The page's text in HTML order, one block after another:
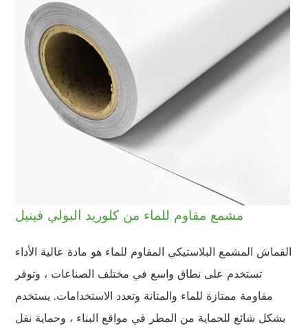
مشمع مقاوم للماء من كلوريد البولي فينيل
القماش المشمع البلاستيكي المقاوم للماء هو مادة عالية الأداء
تستخدم على نطاق واسع في مختلف الصناعات ، وتوفر
مقاومة ممتازة للماء والمتانة وتعدد الاستخدامات. يستخدم
بشكل شائع للحماية من المطر في مواقع البناء ، وحماية نقل